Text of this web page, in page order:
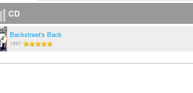
CD
Backstreet's Back
1997